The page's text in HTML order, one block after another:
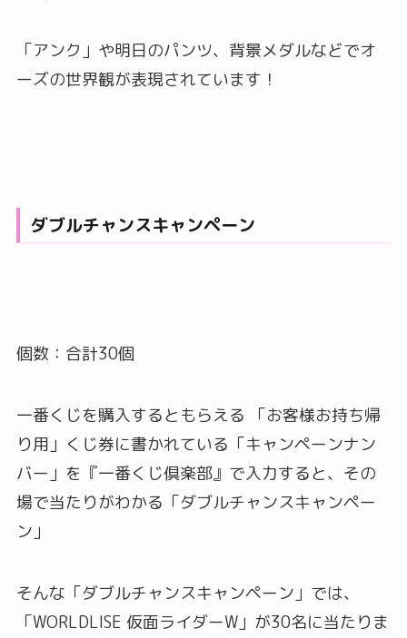
「アンク」や明日のパンツ、背景メダルなどでオ
ーズの世界観が表現されています！
ダブルチャンスキャンペーン
個数：合計30個
一番くじを購入するともらえる 「お客様お持ち帰
り用」くじ券に書かれている「キャンペーンナン
バー」を『一番くじ倶楽部』で入力すると、その
場で当たりがわかる「ダブルチャンスキャンペー
ン」
そんな「ダブルチャンスキャンペーン」では、
「WORLDLISE 仮面ライダーW」が30名に当たりま